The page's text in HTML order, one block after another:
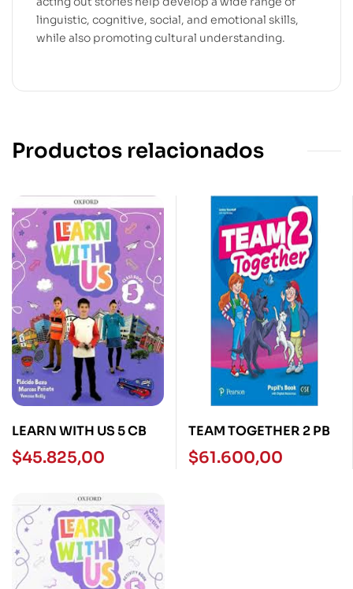
linguistic, cognitive, social, and emotional skills,
while also promoting cultural understanding.
Productos relacionados
LEARN WITH US 5 CB
$45.825,00
TEAM TOGETHER 2 PB
$61.600,00